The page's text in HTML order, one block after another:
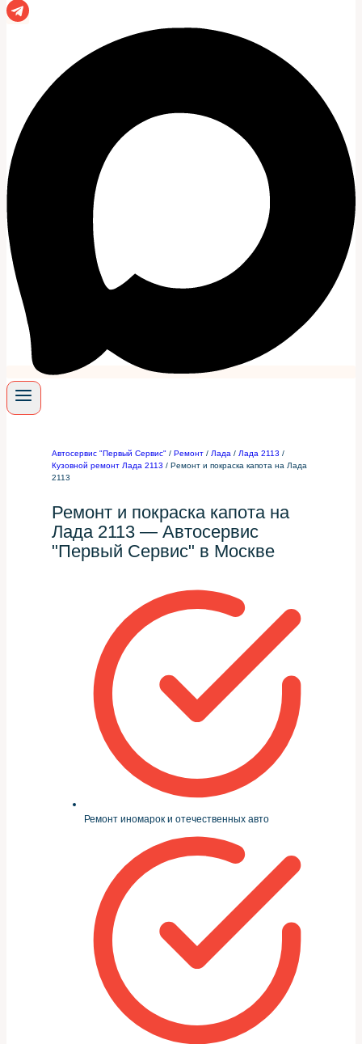
Автосервис "Первый Сервис" / Ремонт / Лада / Лада 2113 /
Кузовной ремонт Лада 2113 / Ремонт и покраска капота на Лада
2113
Ремонт и покраска капота на
Лада 2113 — Автосервис
"Первый Сервис" в Москве
Ремонт иномарок и отечественных авто